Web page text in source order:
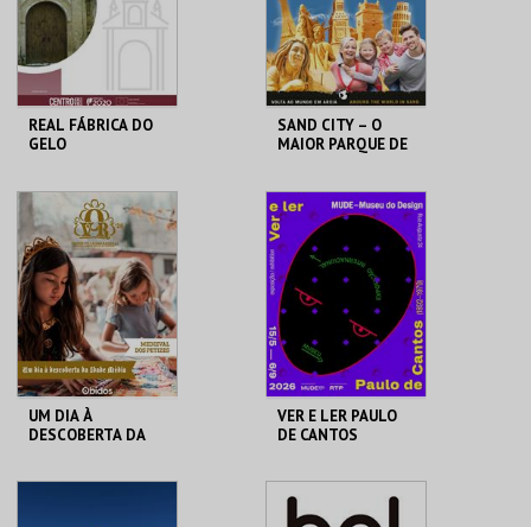
COMPRAR COMPRAR
REAL FÁBRICA DO
GELO
REAL FÁBRICA DO
GELO
MAIS INFO
COMPRAR
SAND CITY – O
MAIOR PARQUE DE
SAND CITY
MAIS INFO
COMPRAR
UM DIA À
DESCOBERTA DA
VER E LER PAULO
DE CANTOS
MUDE